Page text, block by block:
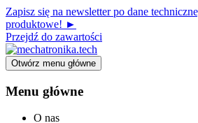
Zapisz się na newsletter po dane
produktowe! ►
Przejdź do zawartości
Otwórz menu główne
Menu główne
O nas